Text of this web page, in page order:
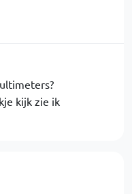
kijk zie ik